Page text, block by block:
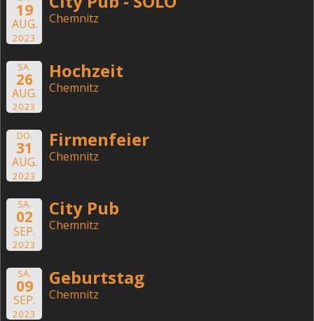
19
AUG.
2023
Chemnitz
SA.
26
AUG.
2023
Hochzeit
Chemnitz
DO.
31
AUG.
2023
Firmenfeier
Chemnitz
SA.
02
SEP.
2023
City Pub
Chemnitz
SA.
09
SEP.
2023
Geburtstag
Chemnitz